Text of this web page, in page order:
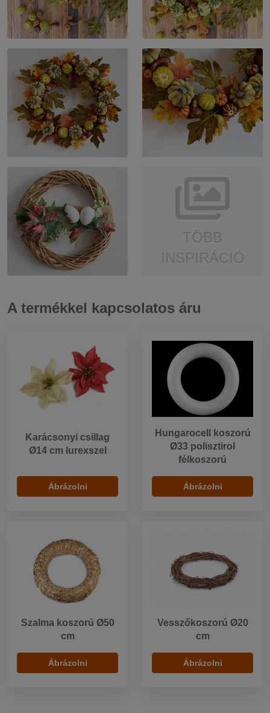
A termékkel kapcsolatos áru
Karácsonyi csillag
Ø14 cm lurexszel
Ábrázolni
Hungarocell koszorú
Ø33 polisztirol
félkoszorú
Ábrázolni
Szalma koszorú Ø50
cm
Ábrázolni
Vesszőkoszorú Ø20
cm
Ábrázolni